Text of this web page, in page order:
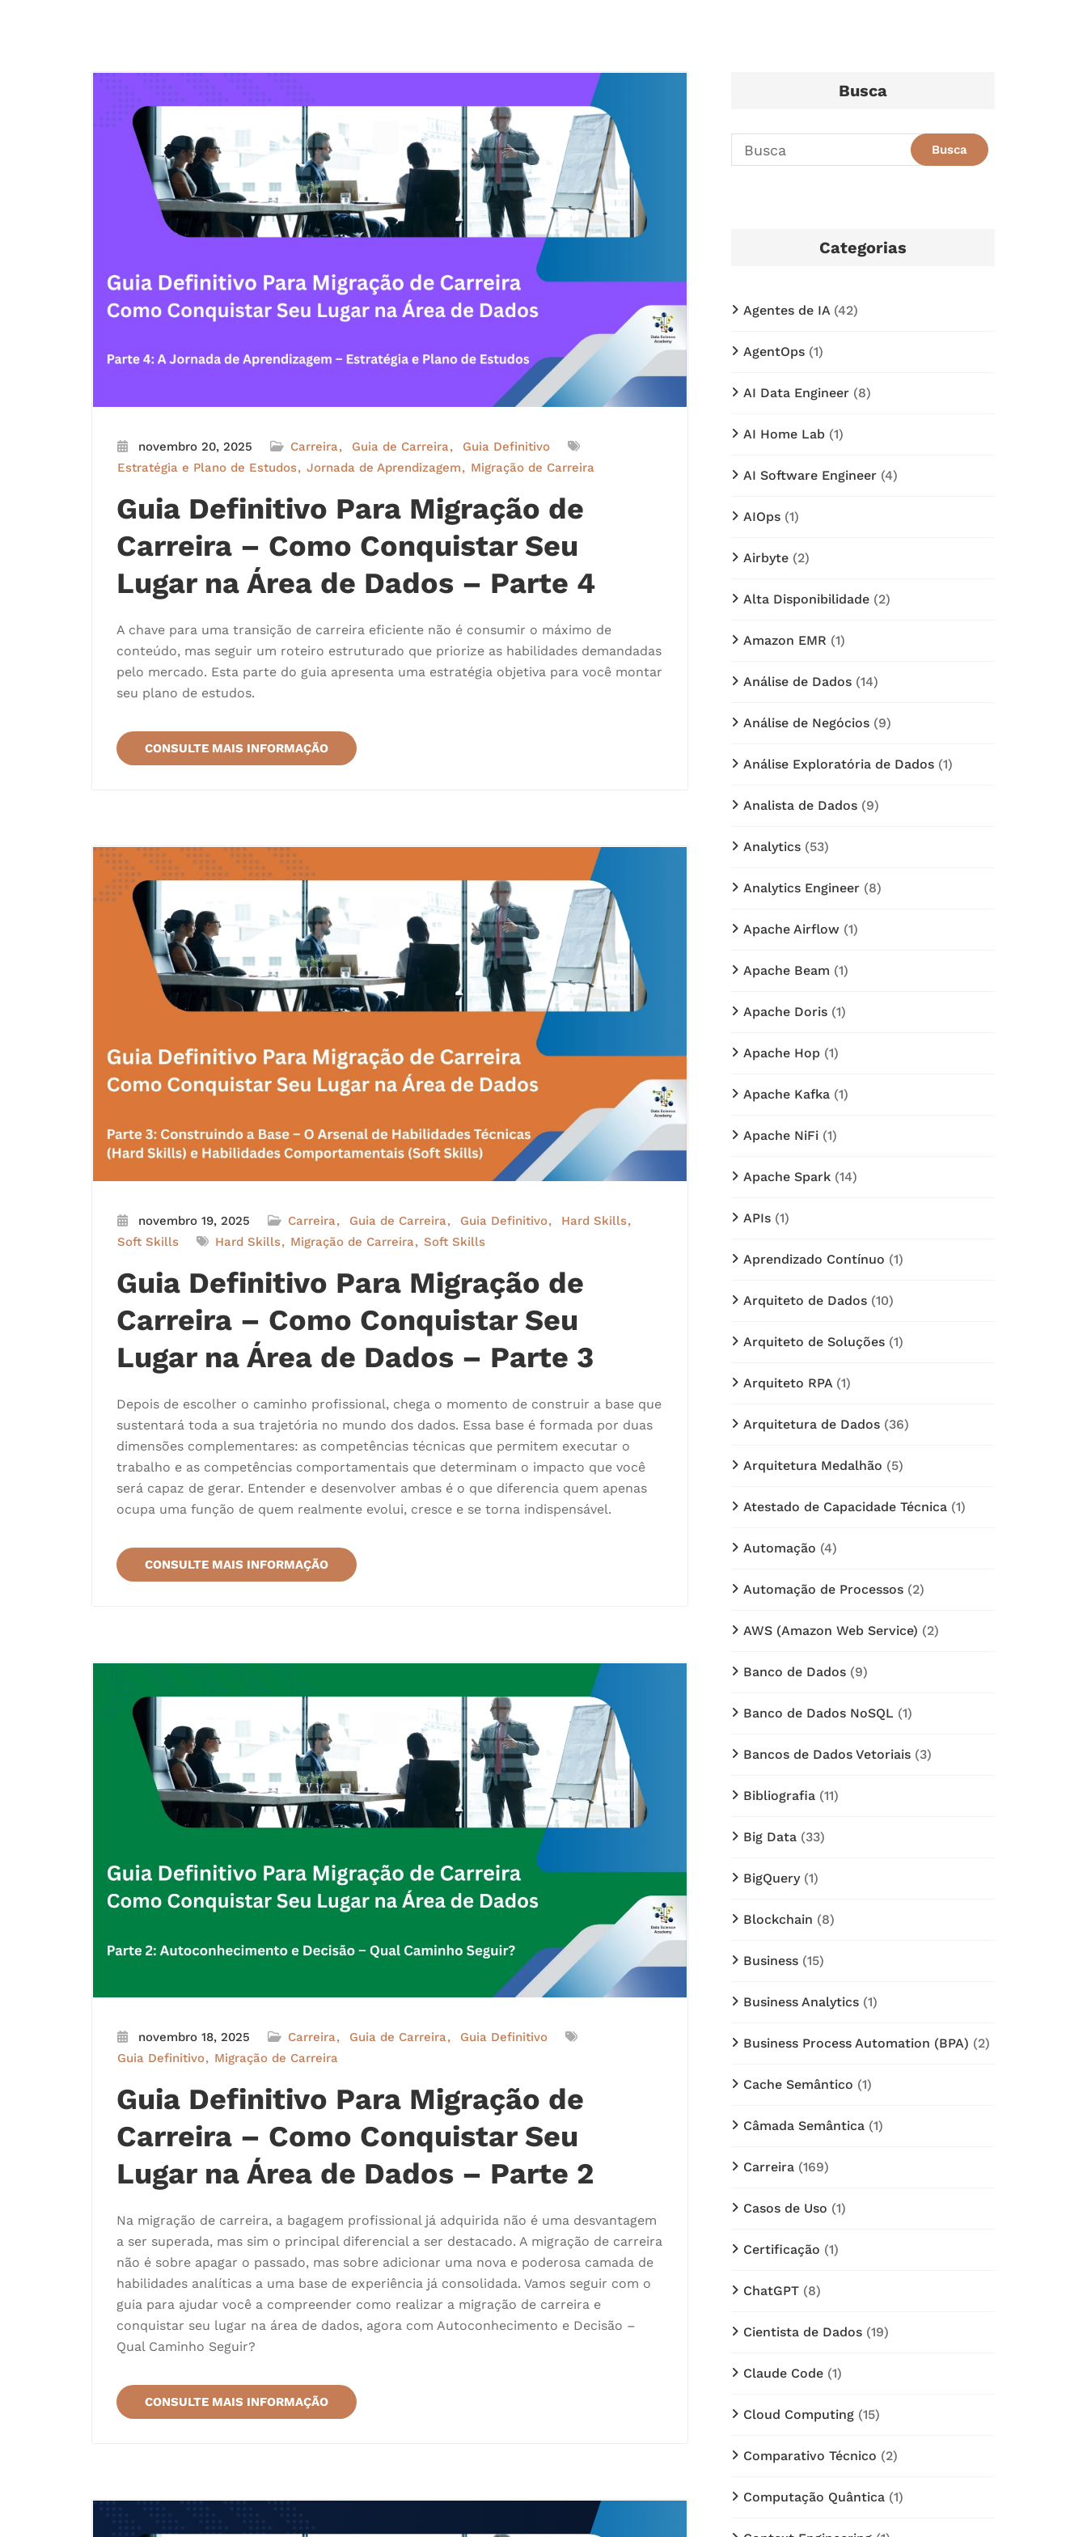
novembro 20, 2025 Carreira Guia de Carreira
Guia Definitivo
Estratégia e Plano de Estudos
Jornada de Aprendizagem Migração de Carreira
Guia Definitivo Para Migração de
Carreira – Como Conquistar Seu
Lugar na Área de Dados – Parte 4
A chave para uma transição de carreira eficiente não é consumir o máximo de
conteúdo, mas seguir um roteiro estruturado que priorize as habilidades demandadas
pelo mercado. Esta parte do guia apresenta uma estratégia objetiva para você montar
seu plano de estudos.
CONSULTE MAIS INFORMAÇÃO
novembro 19, 2025 Carreira Guia de Carreira Guia Definitivo
Hard Skills
Soft Skills
Hard Skills Migração de Carreira Soft Skills
Guia Definitivo Para Migração de
Carreira – Como Conquistar Seu
Lugar na Área de Dados – Parte 3
Depois de escolher o caminho profissional, chega o momento de construir a base que
sustentará toda a sua trajetória no mundo dos dados. Essa base é formada por duas
dimensões complementares: as competências técnicas que permitem executar o
trabalho e as competências comportamentais que determinam o impacto que você
será capaz de gerar. Entender e desenvolver ambas é o que diferencia quem apenas
ocupa uma função de quem realmente evolui, cresce e se torna indispensável.
CONSULTE MAIS INFORMAÇÃO
novembro 18, 2025 Carreira Guia de Carreira
Guia Definitivo
Guia Definitivo
Migração de Carreira
Guia Definitivo Para Migração de
Carreira – Como Conquistar Seu
Lugar na Área de Dados – Parte 2
Na migração de carreira, a bagagem profissional já adquirida não é uma desvantagem
a ser superada, mas sim o principal diferencial a ser destacado. A migração de carreira
não é sobre apagar o passado, mas sobre adicionar uma nova e poderosa camada de
habilidades analíticas a uma base de experiência já consolidada. Vamos seguir com o
guia para ajudar você a compreender como realizar a migração de carreira e
conquistar seu lugar na área de dados, agora com Autoconhecimento e Decisão –
Qual Caminho Seguir?
CONSULTE MAIS INFORMAÇÃO
Busca
Categorias
Agentes de IA(42)
AgentOps (1)
AI Data Engineer (8)
AI Home Lab (1)
AI Software Engineer (4)
AIOps (1)
Airbyte (2)
Alta Disponibilidade (2)
Amazon EMR (1)
Análise de Dados (14)
Análise de Negócios (9)
Análise Exploratória de Dados (1)
Analista de Dados (9)
Analytics (53)
Analytics Engineer (8)
Apache Airflow (1)
Apache Beam (1)
Apache Doris (1)
Apache Hop (1)
Apache Kafka (1)
Apache NiFi (1)
Apache Spark (14)
APIs (1)
Aprendizado Contínuo (1)
Arquiteto de Dados (10)
Arquiteto de Soluções (1)
Arquiteto RPA(1)
Arquitetura de Dados (36)
Arquitetura Medalhão (5)
Atestado de Capacidade Técnica (1)
Automação (4)
Automação de Processos (2)
AWS (Amazon Web Service) (2)
Banco de Dados (9)
Banco de Dados NoSQL (1)
Bancos de Dados Vetoriais (3)
Bibliografia (11)
Big Data (33)
BigQuery(1)
Blockchain (8)
Business (15)
Business Analytics (1)
Business Process Automation (BPA) (2)
Cache Semântico (1)
Câmada Semântica (1)
Carreira (169)
Casos de Uso (1)
Certificação (1)
ChatGPT (8)
Cientista de Dados (19)
Claude Code (1)
Cloud Computing (15)
Comparativo Técnico (2)
Computação Quântica (1)